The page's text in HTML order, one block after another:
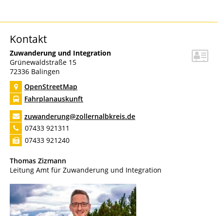
Kontakt
Zuwanderung und Integration
Grünewaldstraße 15
72336 Balingen
OpenStreetMap
Fahrplanauskunft
zuwanderung@zollernalbkreis.de
07433 921311
07433 921240
Thomas Zizmann
Leitung Amt für Zuwanderung und Integration